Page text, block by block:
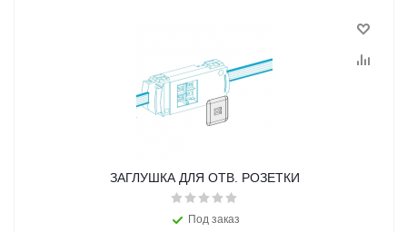
ЗАГЛУШКА ДЛЯ ОТВ. РОЗЕТКИ
Под заказ